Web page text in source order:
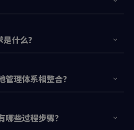
什么？
理体系相整合？
些过程步骤？